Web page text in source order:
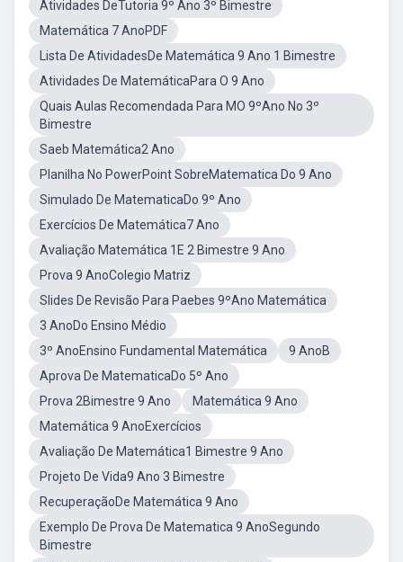
Atividades DeTutoria 9º Ano 3º Bimestre
Matemática 7 AnoPDF
Lista De AtividadesDe Matemática 9 Ano 1 Bimestre
Atividades De MatemáticaPara O 9 Ano
Quais Aulas Recomendada Para MO 9ºAno No 3º
Bimestre
Saeb Matemática2 Ano
Planilha No PowerPoint SobreMatematica Do 9 Ano
Simulado De MatematicaDo 9º Ano
Exercícios De Matemática7 Ano
Avaliação Matemática 1E 2 Bimestre 9 Ano
Prova 9 AnoColegio Matriz
Slides De Revisão Para Paebes 9ºAno Matemática
3 AnoDo Ensino Médio
3º AnoEnsino Fundamental Matemática
9 AnoB
Aprova De MatematicaDo 5º Ano
Prova 2Bimestre 9 Ano
Matemática 9 Ano
Matemática 9 AnoExercícios
Avaliação De Matemática1 Bimestre 9 Ano
Projeto De Vida9 Ano 3 Bimestre
RecuperaçãoDe Matemática 9 Ano
Exemplo De Prova De Matematica 9 AnoSegundo
Bimestre